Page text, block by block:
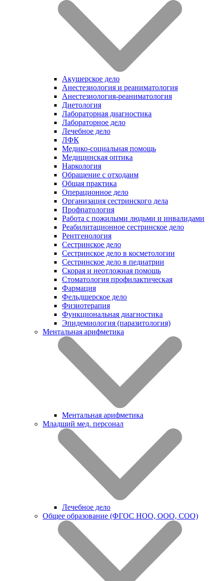
Акушерское дело
Анестезиология и реаниматология
Анестезиология-реаниматология
Диетология
Лабораторная диагностика
Лабораторное дело
Лечебное дело
ЛФК
Медико-социальная помощь
Медицинская оптика
Наркология
Обращение с отходаим
Общая практика
Операционное дело
Организация сестринского дела
Профпатология
Работа с пожилыми людьми и инвалидами
Реабилитационное сестринское дело
Рентгенология
Сестринское дело
Сестринское дело в косметологии
Сестринское дело в педиатрии
Скорая и неотложная помощь
Стоматология профилактическая
Фармация
Фельдшерское дело
Физиотерапия
Функциональная диагностика
Эпидемиология (паразитология)
Ментальная арифметика
Ментальная арифметика
Младший мед. персонал
Лечебное дело
Общее образование (ФГОС НОО, ООО, СОО)